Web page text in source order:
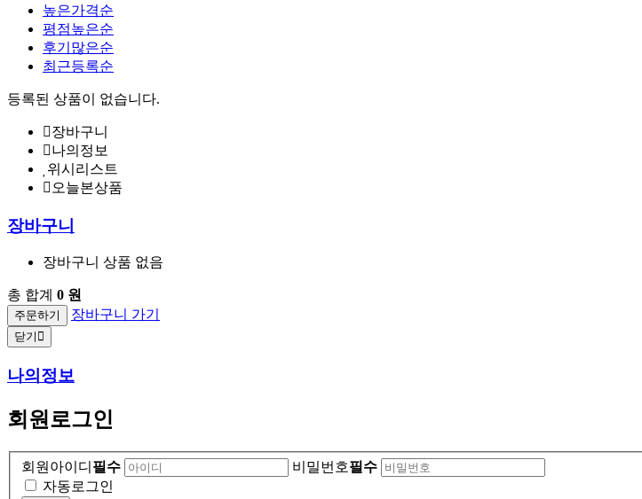
높은가격순
평점높은순
후기많은순
최근등록순
등록된 상품이 없습니다.
장바구니
나의정보
위시리스트
오늘본상품
장바구니
장바구니 상품 없음
총 합계 0 원
주문하기 장바구니 가기
닫기
나의정보
회원로그인
회원아이디 필수 비밀번호필수
자동로그인